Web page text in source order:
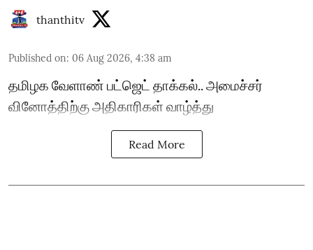
thanthitv
Published on: 06 Aug 2026, 4:38 am
தமிழக வேளாண் பட்ஜெட் தாக்கல்.. அமைச்சர்
வினோத்திற்கு அதிகாரிகள் வாழ்த்து
Read More